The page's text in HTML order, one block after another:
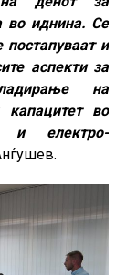
во иднина. Се
и
аспекти за
на
капацитет во
и електро-